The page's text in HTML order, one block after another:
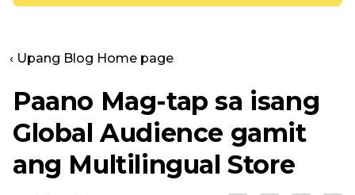
‹ Upang Blog Home page
Paano Mag-tap sa isang
Global Audience gamit
ang Multilingual Store